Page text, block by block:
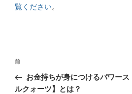
覧ください。
前
お金持ちが身につけるパワー
ルクォーツ】とは？